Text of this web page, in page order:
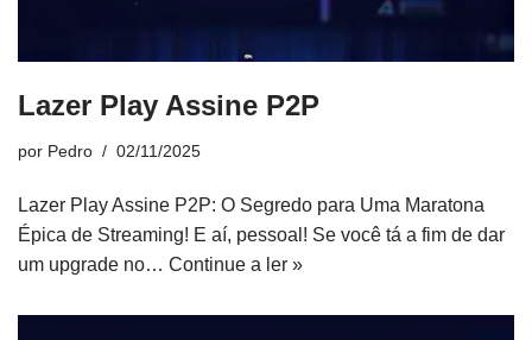
Lazer Play Assine P2P
por Pedro 02/11/2025
Lazer Play Assine P2P: O Segredo para Uma Maratona
Épica de Streaming! E aí, pessoal! Se você tá a fim de dar
um upgrade no… Continue a ler »